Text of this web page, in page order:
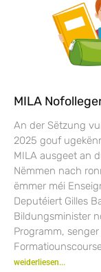
MILA
An der Sëtzung
2025 gouf
MILA ausgeet an
Nëmmen nach
ëmmer méi
Deputéiert Gilles
Bildungsminister
Programm,
weiderliesen...